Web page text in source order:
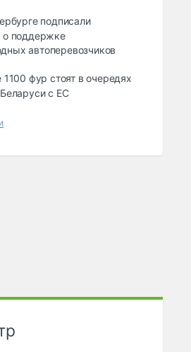
подписали
о поддержке
автоперевозчиков
1100 фур стоят в очередях
с ЕС